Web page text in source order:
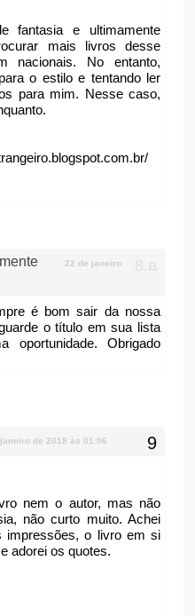
fantasia e ultimamente
mais livros desse
nacionais. No entanto,
o estilo e tentando ler
para mim. Nesse caso,
22 de janeiro
é bom sair da nossa
o título em sua lista
oportunidade. Obrigado
de 2018 às 01:06
nem o autor, mas não
não curto muito. Achei
impressões, o livro em si
adorei os quotes.